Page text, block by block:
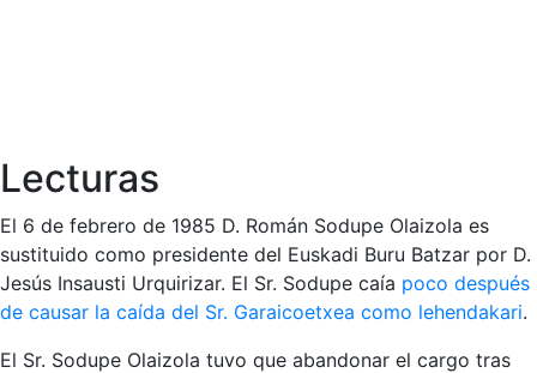
Lecturas
El 6 de febrero de 1985 D. Román Sodupe Olaizola es
sustituido como presidente del Euskadi Buru Batzar por D.
Jesús Insausti Urquirizar. El Sr. Sodupe caía poco después
de causar la caída del Sr. Garaicoetxea como lehendakari.
El Sr. Sodupe Olaizola tuvo que abandonar el cargo tras